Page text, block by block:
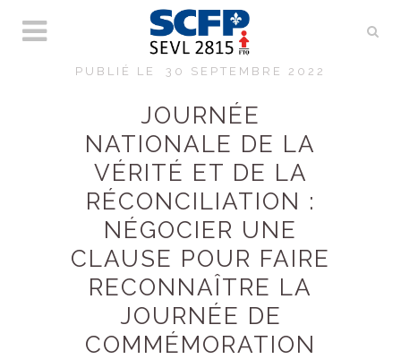
PUBLIÉ LE 30 SEPTEMBRE 2022
JOURNÉE
NATIONALE DE LA
VÉRITÉ ET DE LA
RÉCONCILIATION :
NÉGOCIER UNE
CLAUSE POUR FAIRE
RECONNAÎTRE LA
JOURNÉE DE
COMMÉMORATION